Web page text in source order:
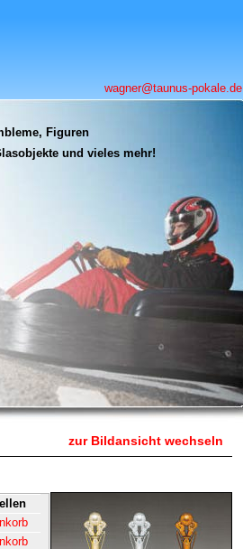
wagner@taunus-pokale.de
Figuren
und vieles mehr!
zur Bildansicht wechseln